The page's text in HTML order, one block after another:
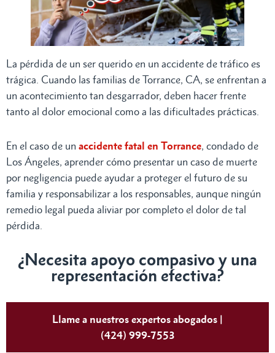
La pérdida de un ser querido en un accidente de tráfico es
trágica. Cuando las familias de Torrance, CA, se enfrentan a
un acontecimiento tan desgarrador, deben hacer frente
tanto al dolor emocional como a las dificultades prácticas.
En el caso de un accidente fatal en Torrance, condado de
Los Ángeles, aprender cómo presentar un caso de muerte
por negligencia puede ayudar a proteger el futuro de su
familia y responsabilizar a los responsables, aunque ningún
remedio legal pueda aliviar por completo el dolor de tal
pérdida.
¿Necesita apoyo compasivo y una
representación efectiva?
Llame a nuestros expertos abogados |
(424) 999-7553